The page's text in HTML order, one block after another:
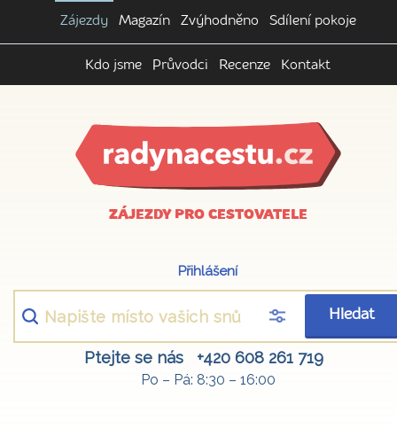
Zájezdy Magazín Zvýhodněno Sdílení pokoje
Kdo jsme Průvodci Recenze Kontakt
ZÁJEZDY PRO CESTOVATELE
Přihlášení
Hledat
Ptejte se nás +420 608 261 719
Po – Pá: 8:30 – 16:00